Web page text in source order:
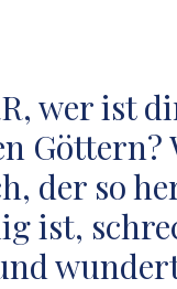
wer ist
Göttern?
der so
ist,